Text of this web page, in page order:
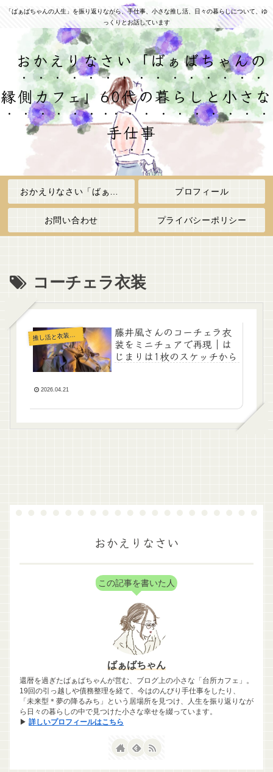
「ばぁばちゃんの人生」を振り返りながら、手仕事、小さな推し活、日々の暮らしについて、ゆ
っくりとお話しています
おかえりなさい「ばぁばちゃんの
縁側カフェ」60代の暮らしと小さな
手仕事
プロフィール
お問い合わせ プライバシーポリシー
コーチェラ衣装
推
し活と衣装部屋
藤井風さんのコーチェラ衣
装をミニチュアで再現｜は
じまりは1枚のスケッチから
2026.04.21
おかえりなさい
この記事を書いた人
ばぁばちゃん
還暦を過ぎたばぁばちゃんが営む、ブログ上の小さな「台所カフェ」。
19回の引っ越しや債務整理を経て、今はのんびり手仕事をしたり、
「未来型＊夢の降るみち」という居場所を見つけ、人生を振り返りなが
ら日々の暮らしの中で見つけた小さな幸せを綴っています。
▶ 詳しいプロフィールはこちら